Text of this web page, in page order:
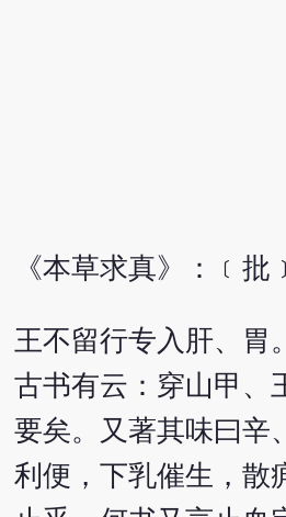
《本草求真》：﹝批
王不留行专入肝、胃
古书有云：穿山甲、
要矣。又著其味曰辛
利便，下乳催生，散